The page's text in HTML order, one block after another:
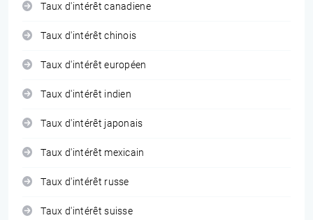
Taux d'intérêt canadiene
Taux d'intérêt chinois
Taux d'intérêt européen
Taux d'intérêt indien
Taux d'intérêt japonais
Taux d'intérêt mexicain
Taux d'intérêt russe
Taux d'intérêt suisse